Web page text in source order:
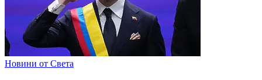
Новини от Света